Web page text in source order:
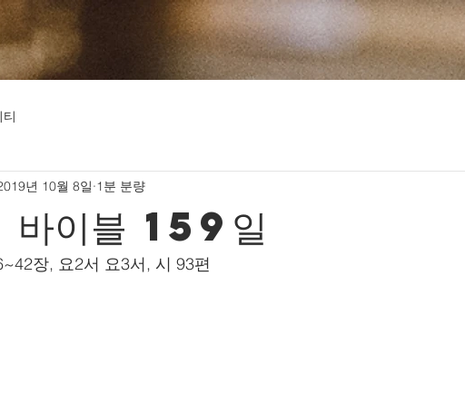
바이블 159일
년 10월 8일 1분 분량
장, 요2서 요3서, 시 93편